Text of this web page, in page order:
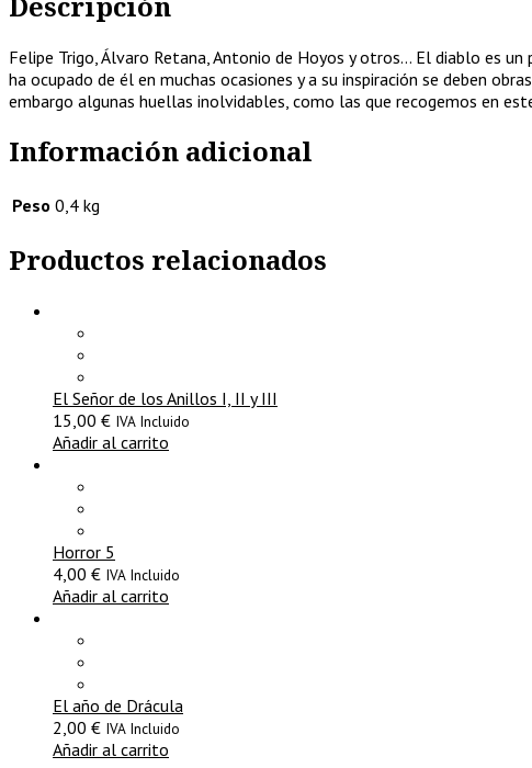
Felipe Trigo, Álvaro Retana, Antonio de Hoyos y otros… El diablo es
ha ocupado de él en muchas ocasiones y a su inspiración se deben
embargo algunas huellas inolvidables, como las que recogemos en
Información adicional
Peso 0,4 kg
Productos relacionados
El Señor de los Anillos I, II y III
15,00 € IVA Incluido
Añadir al carrito
Horror 5
4,00 € IVA Incluido
Añadir al carrito
El año de Drácula
2,00 € IVA Incluido
Añadir al carrito